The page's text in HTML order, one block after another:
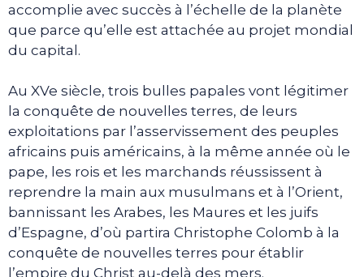
accomplie avec succès à l’échelle de la planète
que parce qu’elle est attachée au projet mondial
du capital.
Au XVe siècle, trois bulles papales vont légitimer
la conquête de nouvelles terres, de leurs
exploitations par l’asservissement des peuples
africains puis américains, à la même année où le
pape, les rois et les marchands réussissent à
reprendre la main aux musulmans et à l’Orient,
bannissant les Arabes, les Maures et les juifs
d’Espagne, d’où partira Christophe Colomb à la
conquête de nouvelles terres pour établir
l’empire du Christ au-delà des mers.